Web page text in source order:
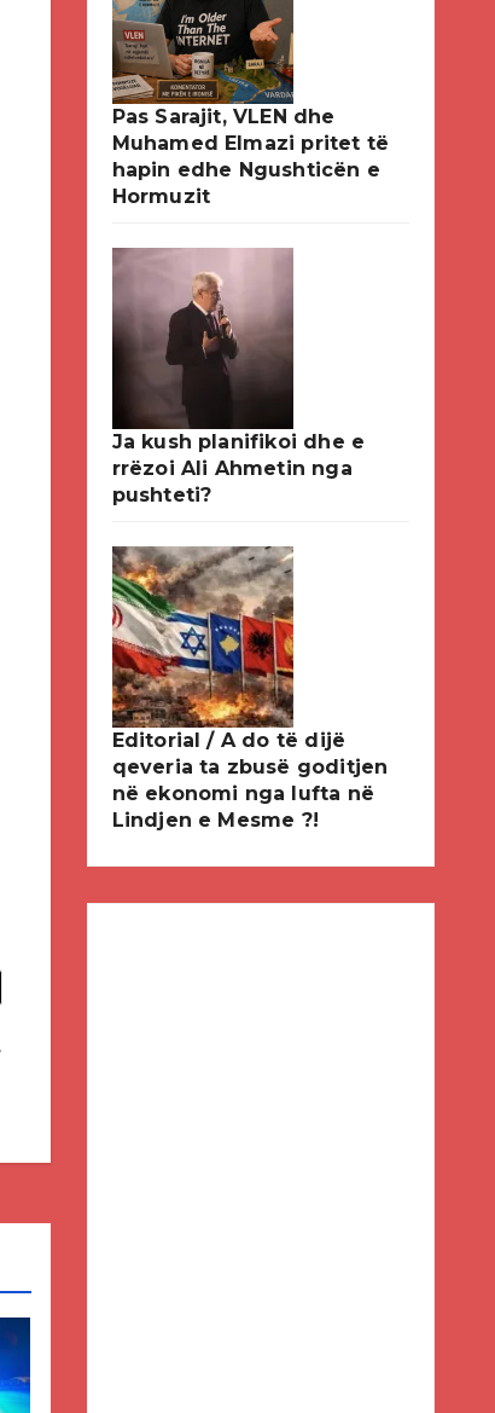
Pas Sarajit, VLEN dhe
Muhamed Elmazi pritet të
hapin edhe Ngushticën e
Hormuzit
Ja kush planifikoi dhe e
rrëzoi Ali Ahmetin nga
pushteti?
Editorial / A do të dijë
qeveria ta zbusë goditjen
në ekonomi nga lufta në
Lindjen e Mesme ?!